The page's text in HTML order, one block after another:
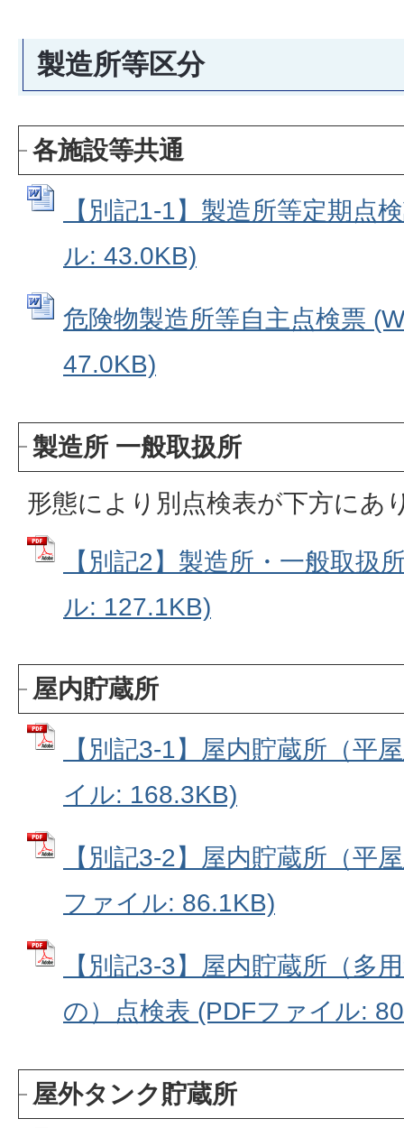
製造所等区分
各施設等共通
【別記1-1】製造所等定期点
ル: 43.0KB)
危険物製造所等自主点検票
47.0KB)
製造所 一般取扱所
形態により別点検表が下方にあ
【別記2】製造所・一般取扱
ル: 127.1KB)
屋内貯蔵所
【別記3-1】屋内貯蔵所（平
イル: 168.3KB)
【別記3-2】屋内貯蔵所（平
ファイル: 86.1KB)
【別記3-3】屋内貯蔵所（多
の）点検表 (PDFファイル:
屋外タンク貯蔵所